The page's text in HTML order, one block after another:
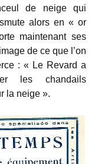
de neige qui
alors en « or
maintenant ses
de ce que l’on
: « Le Revard a
les chandails
la neige ».